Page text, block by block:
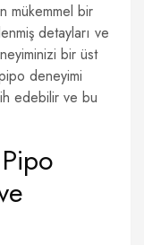
mükemmel bir
detayları ve
bir üst
deneyimi
edebilir ve bu